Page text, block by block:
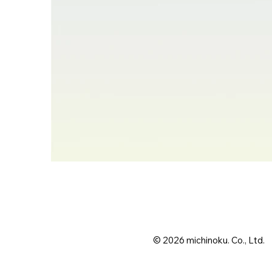
© 2026 michinoku. Co., Ltd.